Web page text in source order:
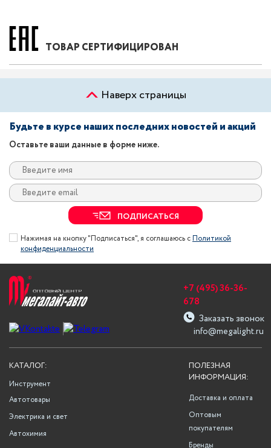
ТОВАР СЕРТИФИЦИРОВАН
Наверх страницы
Будьте в курсе наших последних новостей и акций
Оставьте ваши данные в форме ниже.
ПОДПИСАТЬСЯ
Нажимая на кнопку "Подписаться", я соглашаюсь сПолитикой
конфиденциальности
info@megalight.ru
+7 (495) 36-36-
678
Заказать звонок
ПОЛЕЗНАЯ
ИНФОРМАЦИЯ:
Доставка и оплата
Оптовым
покупателям
Бренды
КАТАЛОГ:
Инструмент
Автотовары
Электрика и свет
Автохимия